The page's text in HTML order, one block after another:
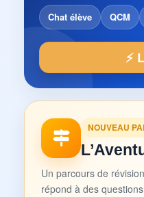
Chat élève QCM
⚡
NOUVEAU
Un parcours de
répond à des